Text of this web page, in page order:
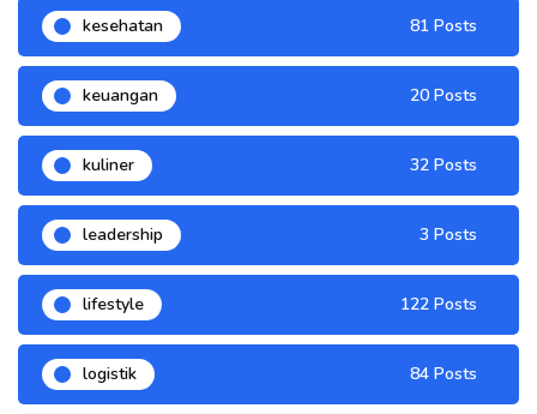
kesehatan 81 Posts
keuangan 20 Posts
kuliner 32 Posts
leadership 3 Posts
lifestyle 122 Posts
logistik 84 Posts